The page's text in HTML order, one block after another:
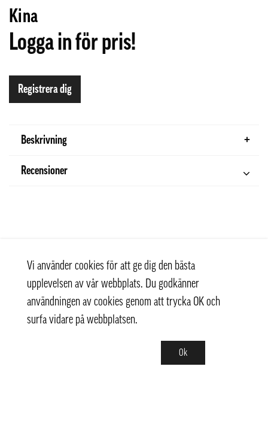
Kina
Logga in för pris!
Registrera dig
Beskrivning
Recensioner
Vi använder cookies för att ge dig den bästa
upplevelsen av vår webbplats. Du godkänner
användningen av cookies genom att trycka OK och
surfa vidare på webbplatsen.
Ok